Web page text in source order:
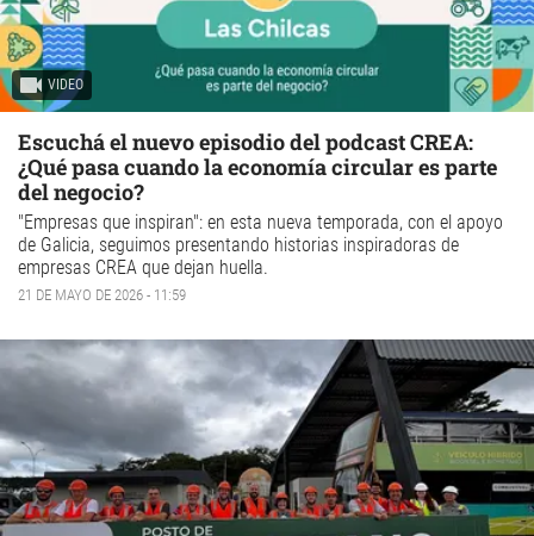
VIDEO
Escuchá el nuevo episodio del podcast CREA:
¿Qué pasa cuando la economía circular es parte
del negocio?
"Empresas que inspiran": en esta nueva temporada, con el apoyo
de Galicia, seguimos presentando historias inspiradoras de
empresas CREA que dejan huella.
21 DE MAYO DE 2026 - 11:59